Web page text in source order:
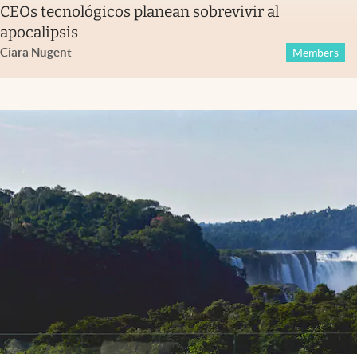
CEOs tecnológicos planean sobrevivir al
apocalipsis
Ciara Nugent Members